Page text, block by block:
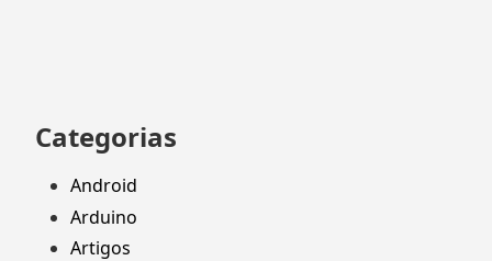
Categorias
Android
Arduino
Artigos